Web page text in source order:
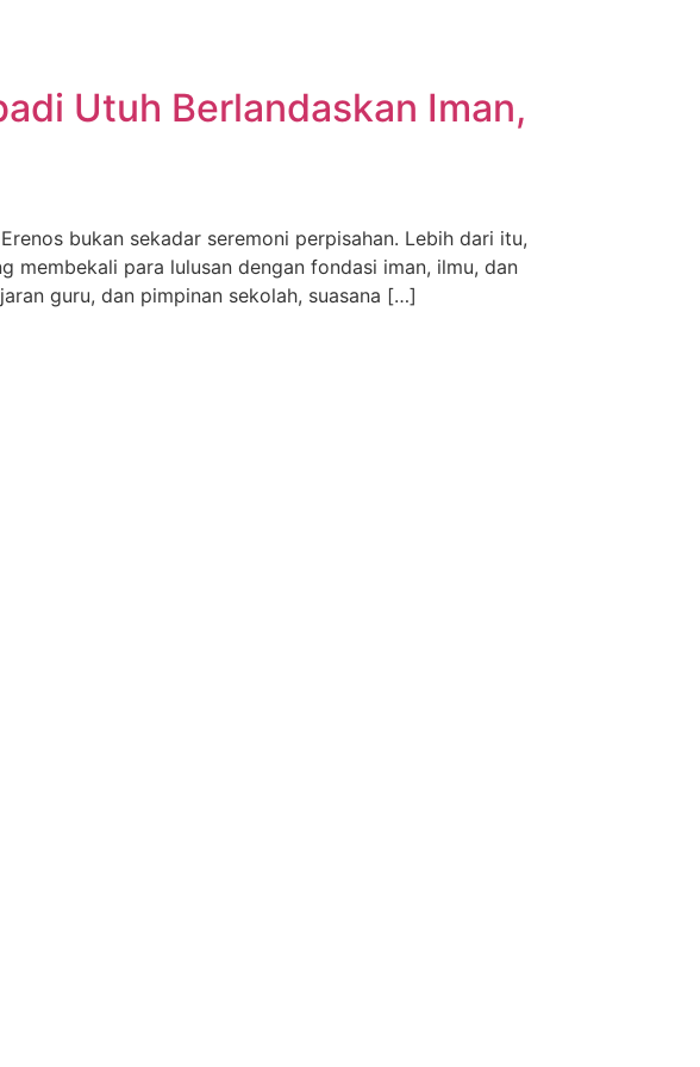
Utuh Berlandaskan Iman,
bukan sekadar seremoni perpisahan. Lebih dari itu,
membekali para lulusan dengan fondasi iman, ilmu, dan
guru, dan pimpinan sekolah, suasana […]